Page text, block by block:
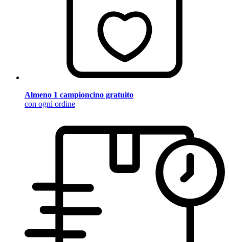
Almeno 1 campioncino gratuito
con ogni ordine